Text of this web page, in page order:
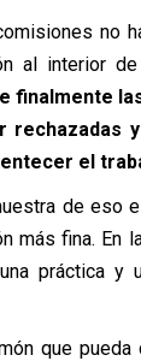
no
al interior
finalmente
el
de eso
más fina. En
práctica y
que pueda